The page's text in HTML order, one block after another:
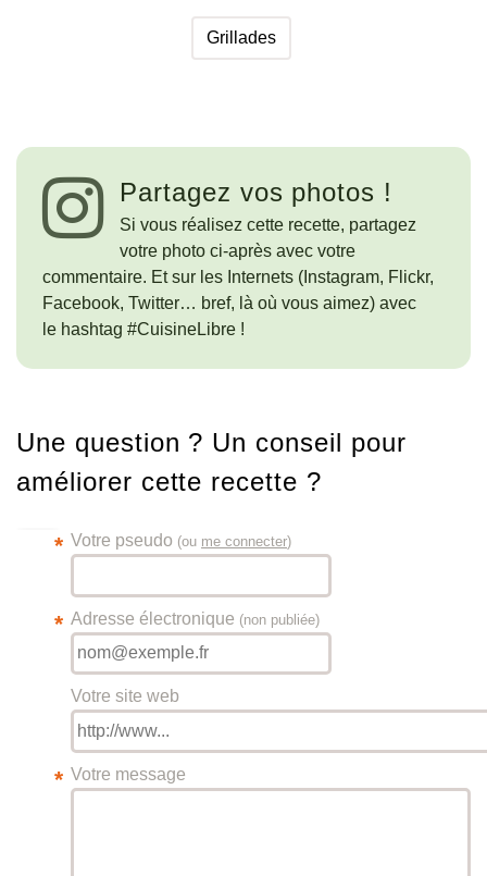
Grillades
Partagez vos photos !
Si vous réalisez cette recette, partagez
votre photo ci-après avec votre
commentaire. Et sur les Internets (Instagram, Flickr,
Facebook, Twitter… bref, là où vous aimez) avec
le hashtag #CuisineLibre !
Une question ? Un conseil pour
améliorer cette recette ?
Votre pseudo
* (ou me connecter)
Adresse électronique (non publiée)
*
Votre site web
Votre message
*